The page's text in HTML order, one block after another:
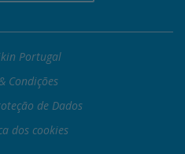
Portugal
Condições
de Dados
dos cookies